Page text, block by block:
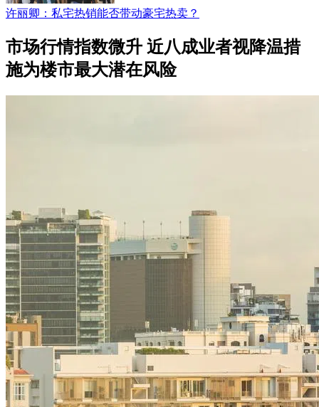
许丽卿：私宅热销能否带动豪宅热卖？
市场行情指数微升 近八成业者视降温措
施为楼市最大潜在风险